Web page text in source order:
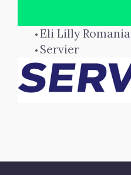
Eli Lilly Romania
Servier